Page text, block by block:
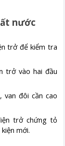
nước
trở để kiểm tra
trở vào hai đầu
đôi cần cao
trở chứng tỏ
mới.